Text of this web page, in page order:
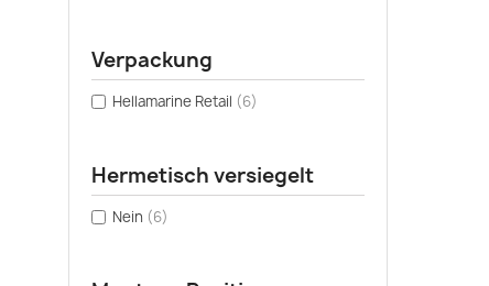
Verpackung
Hellamarine Retail (6)
Hermetisch versiegelt
Nein (6)